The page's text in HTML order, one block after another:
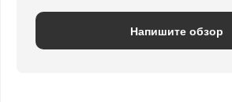
Напишите обзор